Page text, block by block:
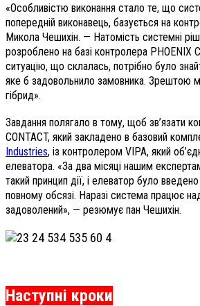
«Особливістю виконання стало те, що
попередній виконавець, базується на
Микола Чешихін. — Натомість системні
розроблено на базі контролера PHOENIX
ситуацію, що склалась, потрібно було
яке б задовольнило замовника. Зрештою
гібрид».
Завдання полягало в тому, щоб зв’язати
CONTACT, який закладено в базовий
Industries, із контролером VIPA, який
елеватора. «За два місяці нашим
такий принцип дії, і елеватор було
повному обсязі. Наразі система працює
задоволений», — резюмує пан Чешихін.
Наступні кроки